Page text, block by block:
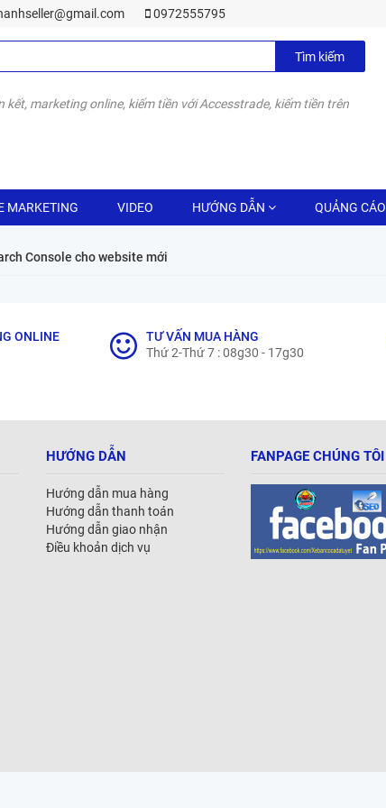
0972555795
Tìm kiếm
kết, marketing online, kiếm tiền với Accesstrade, kiếm tiền trên
MARKETING VIDEO HƯỚNG DẪN QUẢNG CÁO
Console cho website mới
ONLINE
TƯ VẤN MUA HÀNG
Thứ 2-Thứ 7 : 08g30 - 17g30
HƯỚNG DẪN
Hướng dẫn mua hàng
Hướng dẫn thanh toán
Hướng dẫn giao nhận
Điều khoản dịch vụ
FANPAGE CHÚNG TÔI